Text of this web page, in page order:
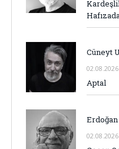
Cüneyt
02.08.2026
Aptal
02.08.2026